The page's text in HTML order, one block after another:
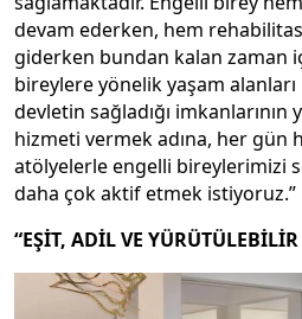
devam ederken, hem
giderken bundan kalan zaman
bireylere yönelik yaşam
devletin sağladığı imkanlarının
hizmeti vermek adına, her gün
atölyelerle engelli bireylerimizi
daha çok aktif etmek istiyoruz.”
“EŞİT, ADİL VE